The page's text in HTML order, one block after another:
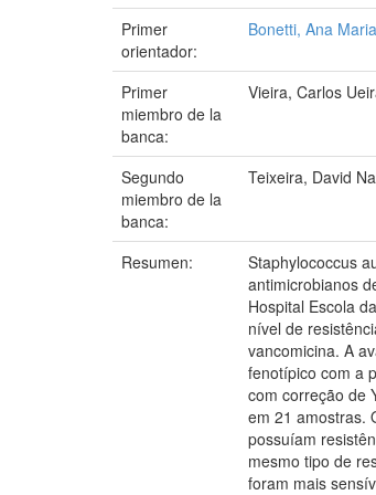
Primer
orientador:
Bonetti, Ana Maria
Primer
miembro de la
banca:
Vieira, Carlos
Segundo
miembro de la
banca:
Teixeira, David
Resumen:
Staphylococcus
antimicrobianos
Hospital Escola
nível de
vancomicina. A
fenotípico com a
com correção de
em 21 amostras.
possuíam
mesmo tipo de
foram mais